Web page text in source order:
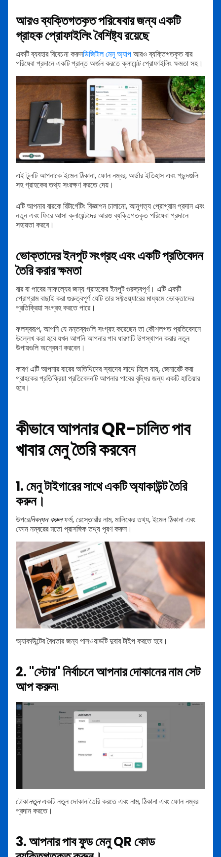
আরও ব্যক্তিগতকৃত পরিষেবার জন্য একটি
গ্রাহক প্রোফাইলিং বৈশিষ্ট্য রয়েছে
একটি ব্যবহার বিবেচনা করুনডিজিটাল মেনু অ্যাপআরও ব্যক্তিগতকৃত বার
পরিষেবা প্রদানে একটি প্রান্ত অর্জন করতে ক্লায়েন্ট প্রোফাইলিং ক্ষমতা সহ।
এই টুলটি আপনাকে ইমেল ঠিকানা, ফোন নম্বর, অর্ডার ইতিহাস এবং পছন্দগুলি
সহ গ্রাহকের তথ্য সংরক্ষণ করতে দেয়।
এটি আপনার বারকে রিটার্গেটিং বিজ্ঞাপন চালানো, আনুগত্য প্রোগ্রাম প্রদান এবং
নতুন এবং ফিরে আসা ক্লায়েন্টদের আরও ব্যক্তিগতকৃত পরিষেবা প্রদানে
সহায়তা করবে।
ভোক্তাদের ইনপুট সংগ্রহ এবং একটি প্রতিবেদন
তৈরি করার ক্ষমতা
বার বা পাবের সাফল্যের জন্য গ্রাহকের ইনপুট গুরুত্বপূর্ণ। এটি একটি
প্রোগ্রাম বাছাই করা গুরুত্বপূর্ণ যেটি তার সফ্টওয়্যারের মাধ্যমে ভোক্তাদের
প্রতিক্রিয়া সংগ্রহ করতে পারে।
ফলস্বরূপ, আপনি যে মন্তব্যগুলি সংগ্রহ করেছেন তা কৌশলগত প্রতিবেদনে
উল্লেখ করা হবে যখন আপনি আপনার পাব ধারণাটি উপস্থাপন করার নতুন
উপায়গুলি অন্বেষণ করবেন।
কারণ এটি আপনার বারের অতিথিদের স্বাদের সাথে মিলে যায়, জেনারেট করা
গ্রাহকের প্রতিক্রিয়া প্রতিবেদনটি আপনার পাবের বৃদ্ধির জন্য একটি হাতিয়ার
হবে।
কীভাবে আপনার QR-চালিত পাব
খাবার মেনু তৈরি করবেন
1. মেনু টাইগারের সাথে একটি অ্যাকাউন্ট তৈরি
করুন।
উপরেনিবন্ধন করুনফর্ম, রেস্তোরাঁর নাম, মালিকের তথ্য, ইমেল ঠিকানা এবং
ফোন নম্বরের মতো প্রাসঙ্গিক তথ্য পূরণ করুন।
অ্যাকাউন্টের বৈধতার জন্য পাসওয়ার্ডটি দুবার টাইপ করতে হবে।
2. "স্টোর" নির্বাচনে আপনার দোকানের নাম সেট
আপ করুন৷
টোকানতুনএকটি নতুন দোকান তৈরি করতে এবং নাম, ঠিকানা এবং ফোন নম্বর
প্রদান করতে।
3. আপনার পাব ফুড মেনু QR কোড